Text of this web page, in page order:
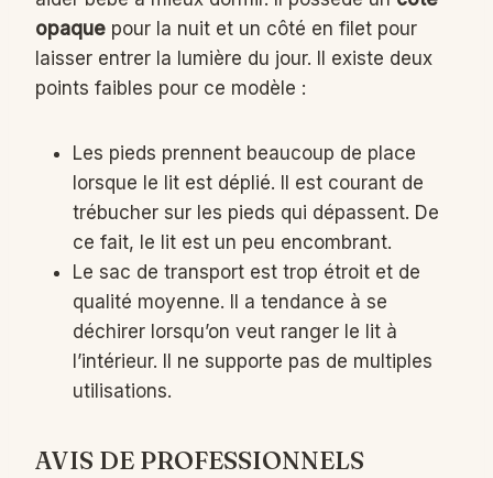
opaque pour la nuit et un côté en filet pour
laisser entrer la lumière du jour. Il existe deux
points faibles pour ce modèle :
Les pieds prennent beaucoup de place
lorsque le lit est déplié. Il est courant de
trébucher sur les pieds qui dépassent. De
ce fait, le lit est un peu encombrant.
Le sac de transport est trop étroit et de
qualité moyenne. Il a tendance à se
déchirer lorsqu’on veut ranger le lit à
l’intérieur. Il ne supporte pas de multiples
utilisations.
AVIS DE PROFESSIONNELS